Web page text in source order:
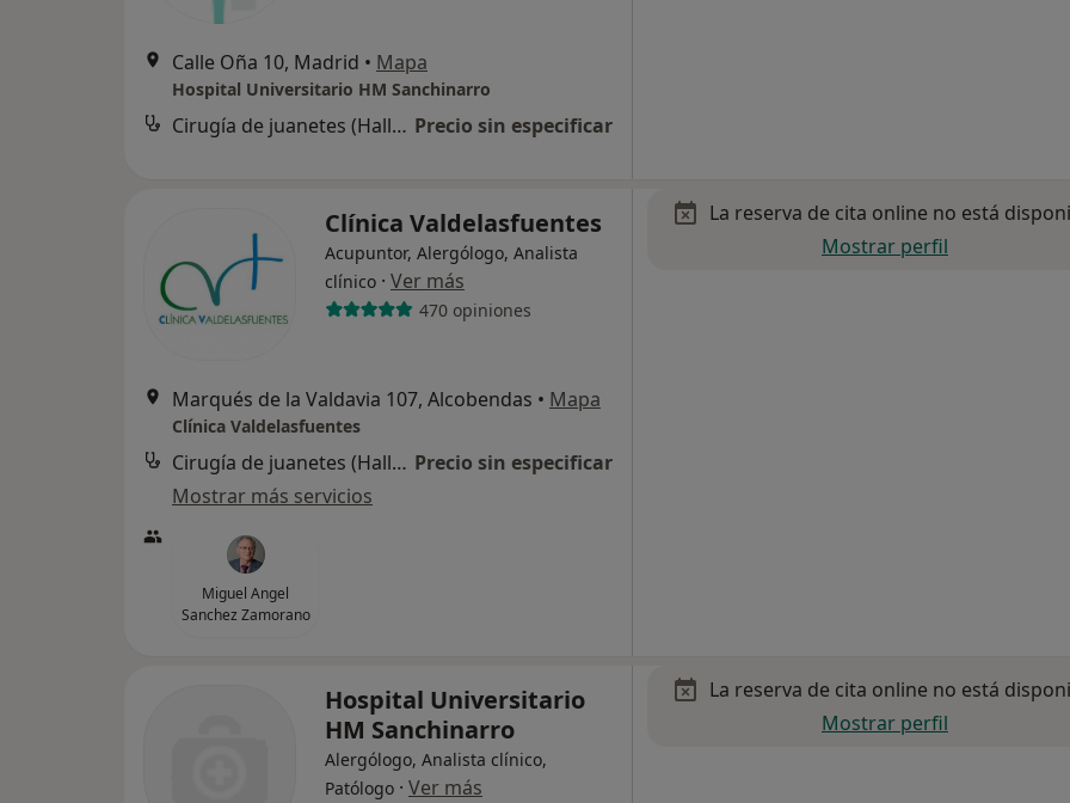
Calle Oña 10, Madrid • Mapa
Hospital Universitario HM Sanchinarro
Cirugía de juanetes (Hallux valgus) Precio sin especificar
Clínica Valdelasfuentes
Acupuntor, Alergólogo, Analista
clínico · Ver más
470 opiniones
Marqués de la Valdavia 107, Alcobendas • Mapa
Clínica Valdelasfuentes
Cirugía de juanetes (Hallux valgus) Precio sin especificar
Mostrar más servicios
Miguel Angel
Sanchez Zamorano
La reserva de cita online no está
Mostrar perfil
Hospital Universitario
HM Sanchinarro
Alergólogo, Analista clínico,
Patólogo · Ver más
La reserva de cita online no está
Mostrar perfil